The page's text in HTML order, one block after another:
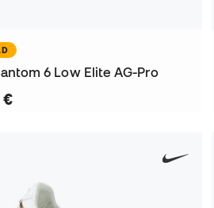
6 Low Elite AG-Pro
€